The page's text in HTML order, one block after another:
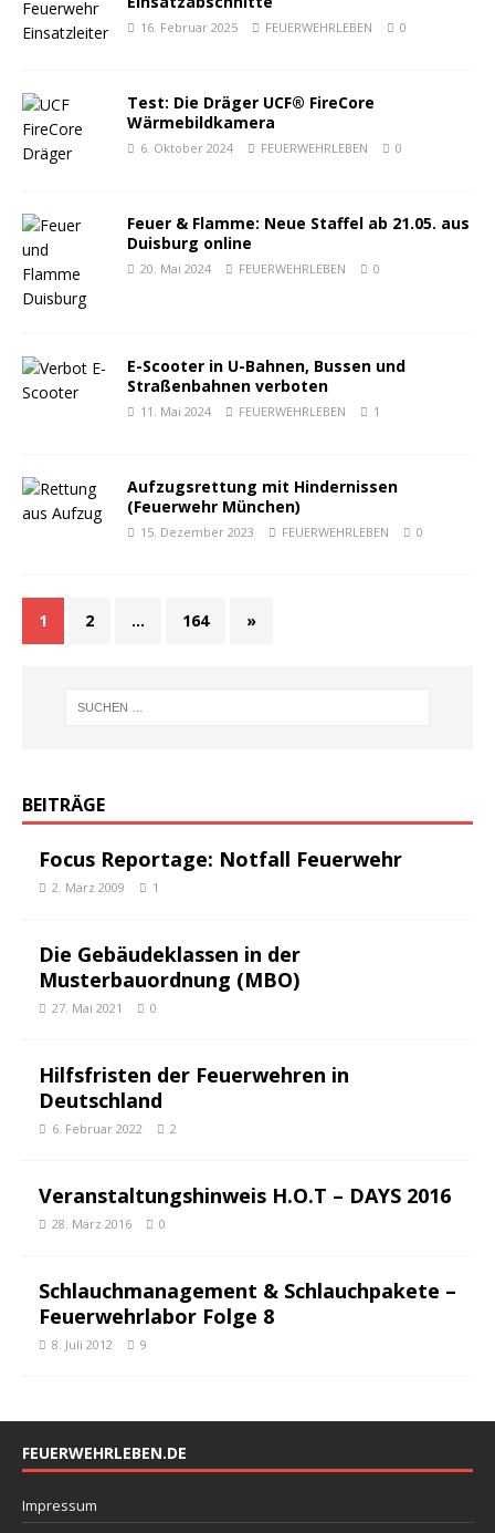
16. Februar 2025 FEUERWEHRLEBEN 0
Test: Die Dräger UCF® FireCore
Wärmebildkamera
6. Oktober 2024 FEUERWEHRLEBEN 0
Feuer & Flamme: Neue Staffel ab 21.05. aus
Duisburg online
20. Mai 2024 FEUERWEHRLEBEN 0
E-Scooter in U-Bahnen, Bussen und
Straßenbahnen verboten
11. Mai 2024 FEUERWEHRLEBEN 1
Aufzugsrettung mit Hindernissen
(Feuerwehr München)
15. Dezember 2023 FEUERWEHRLEBEN 0
1 2 … 164 »
BEITRÄGE
Focus Reportage: Notfall Feuerwehr
2. März 2009 1
Die Gebäudeklassen in der
Musterbauordnung (MBO)
27. Mai 2021 0
Hilfsfristen der Feuerwehren in
Deutschland
6. Februar 2022 2
Veranstaltungshinweis H.O.T – DAYS 2016
28. März 2016 0
Schlauchmanagement & Schlauchpakete –
Feuerwehrlabor Folge 8
8. Juli 2012 9
FEUERWEHRLEBEN.DE
Impressum